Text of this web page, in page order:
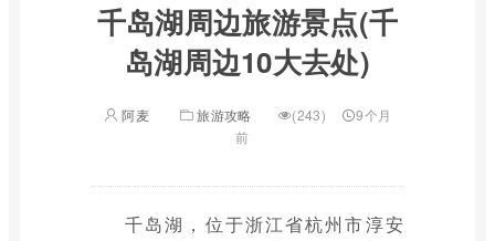
千岛湖周边旅游景点(千
岛湖周边10大去处)
阿麦 旅游攻略 (243)
9个月
前
千岛湖，位于浙江省杭州市淳安